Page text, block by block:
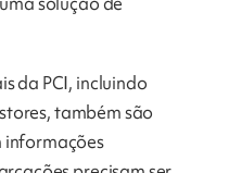
da PCI, incluindo
também são
informações